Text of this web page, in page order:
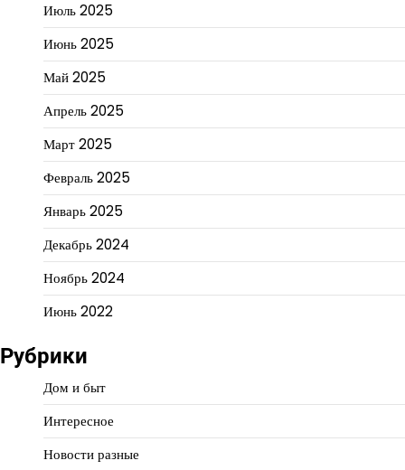
Июль 2025
Июнь 2025
Май 2025
Апрель 2025
Март 2025
Февраль 2025
Январь 2025
Декабрь 2024
Ноябрь 2024
Июнь 2022
Рубрики
Дом и быт
Интересное
Новости разные